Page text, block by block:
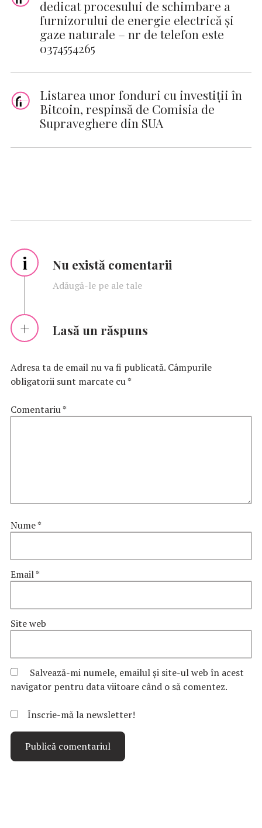
dedicat procesului de schimbare a
furnizorului de energie electrică şi
gaze naturale – nr de telefon este
0374554265
Listarea unor fonduri cu investiții în
Bitcoin, respinsă de Comisia de
Supraveghere din SUA
i Nu există comentarii
Adăugă-le pe ale tale
Lasă un răspuns
Adresa ta de email nu va fi publicată. Câmpurile
obligatorii sunt marcate cu*
Comentariu*
Nume*
Email*
Site web
Salvează-mi numele, emailul și site-ul web în acest
navigator pentru data viitoare când o să comentez.
Înscrie-mă la newsletter!